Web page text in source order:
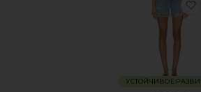
УСТОЙЧИВОЕ